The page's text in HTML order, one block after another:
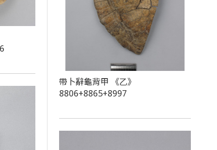
帶卜辭龜背甲 《乙》
8806+8865+8997